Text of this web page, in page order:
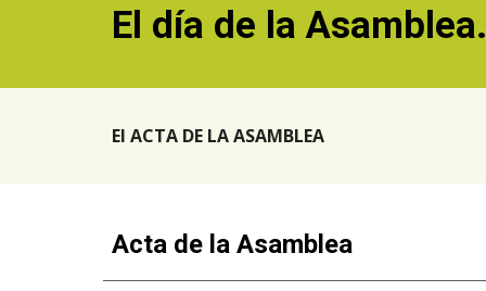
El día de la
El ACTA DE LA ASAMBLEA
Acta de la Asamblea